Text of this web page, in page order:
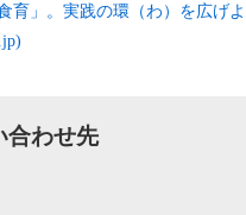
育」。実践の環（わ）を広げよ
合わせ先